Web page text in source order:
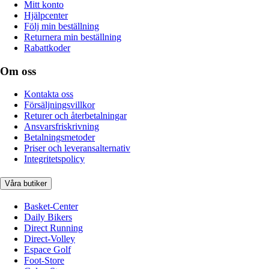
Mitt konto
Hjälpcenter
Följ min beställning
Returnera min beställning
Rabattkoder
Om oss
Kontakta oss
Försäljningsvillkor
Returer och återbetalningar
Ansvarsfriskrivning
Betalningsmetoder
Priser och leveransalternativ
Integritetspolicy
Våra butiker
Basket-Center
Daily Bikers
Direct Running
Direct-Volley
Espace Golf
Foot-Store